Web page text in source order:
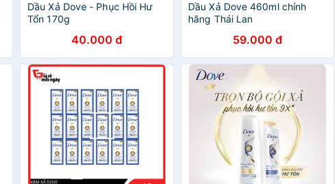
Dầu Xả Dove - Phục Hồi Hư
Tổn 170g
40.000 đ
Dầu Xả Dove 460ml chính
hãng Thái Lan
59.000 đ